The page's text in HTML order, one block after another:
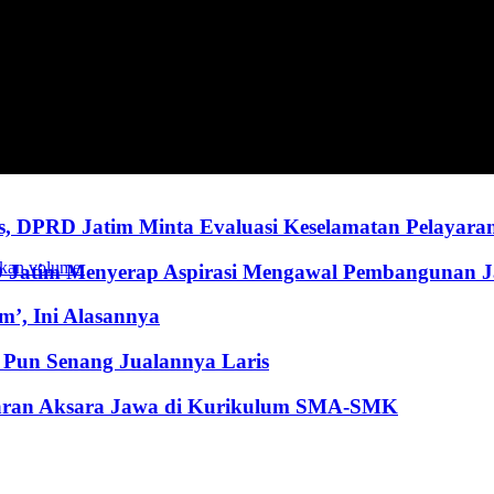
volume.
DPRD Jatim Minta Evaluasi Keselamatan
Jatim Menyerap Aspirasi Mengawal Pembangunan
Ini Alasannya
Senang Jualannya Laris
Aksara Jawa di Kurikulum SMA-SMK